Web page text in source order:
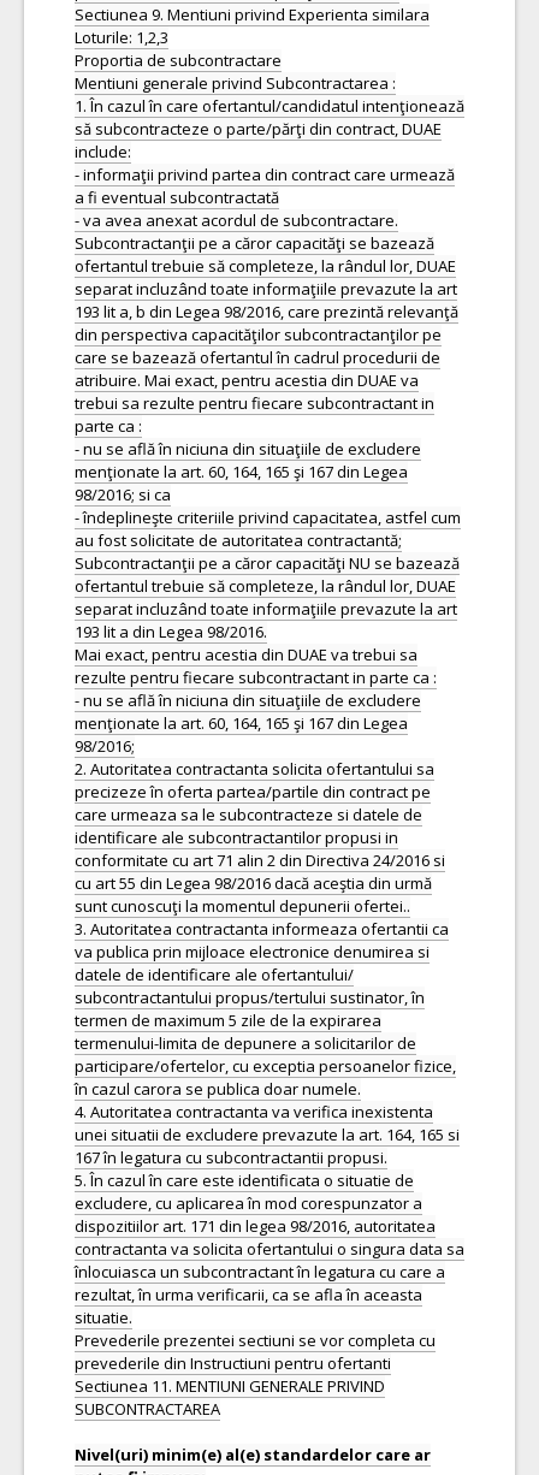
Sectiunea 9. Mentiuni privind Experienta similara
Loturile: 1,2,3
Proportia de subcontractare
Mentiuni generale privind Subcontractarea :
1. În cazul în care ofertantul/candidatul intenţionează
să subcontracteze o parte/părţi din contract, DUAE
include:
- informaţii privind partea din contract care urmează
a fi eventual subcontractată
- va avea anexat acordul de subcontractare.
Subcontractanţii pe a căror capacităţi se bazează
ofertantul trebuie să completeze, la rândul lor, DUAE
separat incluzând toate informaţiile prevazute la art
193 lit a, b din Legea 98/2016, care prezintă relevanţă
din perspectiva capacităţilor subcontractanţilor pe
care se bazează ofertantul în cadrul procedurii de
atribuire. Mai exact, pentru acestia din DUAE va
trebui sa rezulte pentru fiecare subcontractant in
parte ca :
- nu se află în niciuna din situaţiile de excludere
menţionate la art. 60, 164, 165 şi 167 din Legea
98/2016; si ca
- îndeplineşte criteriile privind capacitatea, astfel cum
au fost solicitate de autoritatea contractantă;
Subcontractanţii pe a căror capacităţi NU se bazează
ofertantul trebuie să completeze, la rândul lor, DUAE
separat incluzând toate informaţiile prevazute la art
193 lit a din Legea 98/2016.
Mai exact, pentru acestia din DUAE va trebui sa
rezulte pentru fiecare subcontractant in parte ca :
- nu se află în niciuna din situaţiile de excludere
menţionate la art. 60, 164, 165 şi 167 din Legea
98/2016;
2. Autoritatea contractanta solicita ofertantului sa
precizeze în oferta partea/partile din contract pe
care urmeaza sa le subcontracteze si datele de
identificare ale subcontractantilor propusi in
conformitate cu art 71 alin 2 din Directiva 24/2016 si
cu art 55 din Legea 98/2016 dacă aceştia din urmă
sunt cunoscuţi la momentul depunerii ofertei..
3. Autoritatea contractanta informeaza ofertantii ca
va publica prin mijloace electronice denumirea si
datele de identificare ale ofertantului/
subcontractantului propus/tertului sustinator, în
termen de maximum 5 zile de la expirarea
termenului-limita de depunere a solicitarilor de
participare/ofertelor, cu exceptia persoanelor fizice,
în cazul carora se publica doar numele.
4. Autoritatea contractanta va verifica inexistenta
unei situatii de excludere prevazute la art. 164, 165 si
167 în legatura cu subcontractantii propusi.
5. În cazul în care este identificata o situatie de
excludere, cu aplicarea în mod corespunzator a
dispozitiilor art. 171 din legea 98/2016, autoritatea
contractanta va solicita ofertantului o singura data sa
înlocuiasca un subcontractant în legatura cu care a
rezultat, în urma verificarii, ca se afla în aceasta
situatie.
Prevederile prezentei sectiuni se vor completa cu
prevederile din Instructiuni pentru ofertanti
Sectiunea 11. MENTIUNI GENERALE PRIVIND
SUBCONTRACTAREA
Nivel(uri) minim(e) al(e) standardelor care ar